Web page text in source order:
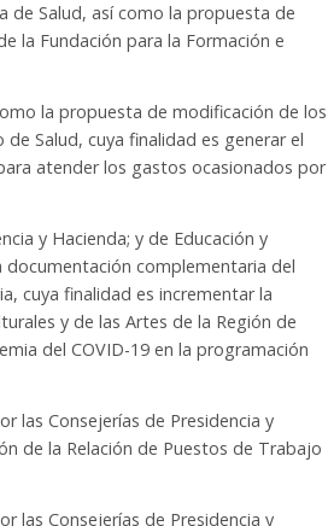
de Salud, así como la propuesta de
la Fundación para la Formación e
la propuesta de modificación de los
Salud, cuya finalidad es generar el
atender los gastos ocasionados por
y Hacienda; y de Educación y
complementaria del
cuya finalidad es incrementar la
y de las Artes de la Región de
del COVID-19 en la programación
las Consejerías de Presidencia y
de la Relación de Puestos de Trabajo
las Consejerías de Presidencia y